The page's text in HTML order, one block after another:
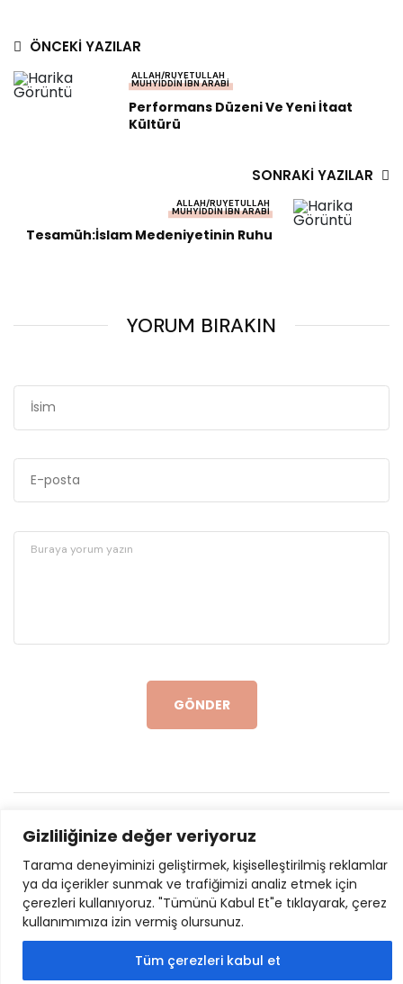
Gizliliğinize değer veriyoruz
Tarama deneyiminizi geliştirmek, kişiselleştirilmiş reklamlar
ya da içerikler sunmak ve trafiğimizi analiz etmek için
çerezleri kullanıyoruz. "Tümünü Kabul Et"e tıklayarak, çerez
kullanımımıza izin vermiş olursunuz.
Tüm çerezleri kabul et
ÖNCEKI YAZILAR
ALLAH/RUYETULLAH
MUHYIDDIN İBN ARABI
Performans Düzeni Ve Yeni İtaat
Kültürü
SONRAKI YAZILAR
ALLAH/RUYETULLAH
MUHYIDDIN İBN ARABI
Tesamüh:İslam Medeniyetinin Ruhu
YORUM BIRAKIN
GÖNDER
© 2024. İlimcephesi.com |
İletişim